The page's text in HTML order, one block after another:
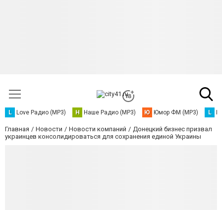
L Love Радио (MP3) Н Наше Радио (MP3) Ю Юмор ФМ (MP3) L
Главная Новости Новости компаний
Донецкий бизнес призвал
украинцев консолидироваться для сохранения единой Украины